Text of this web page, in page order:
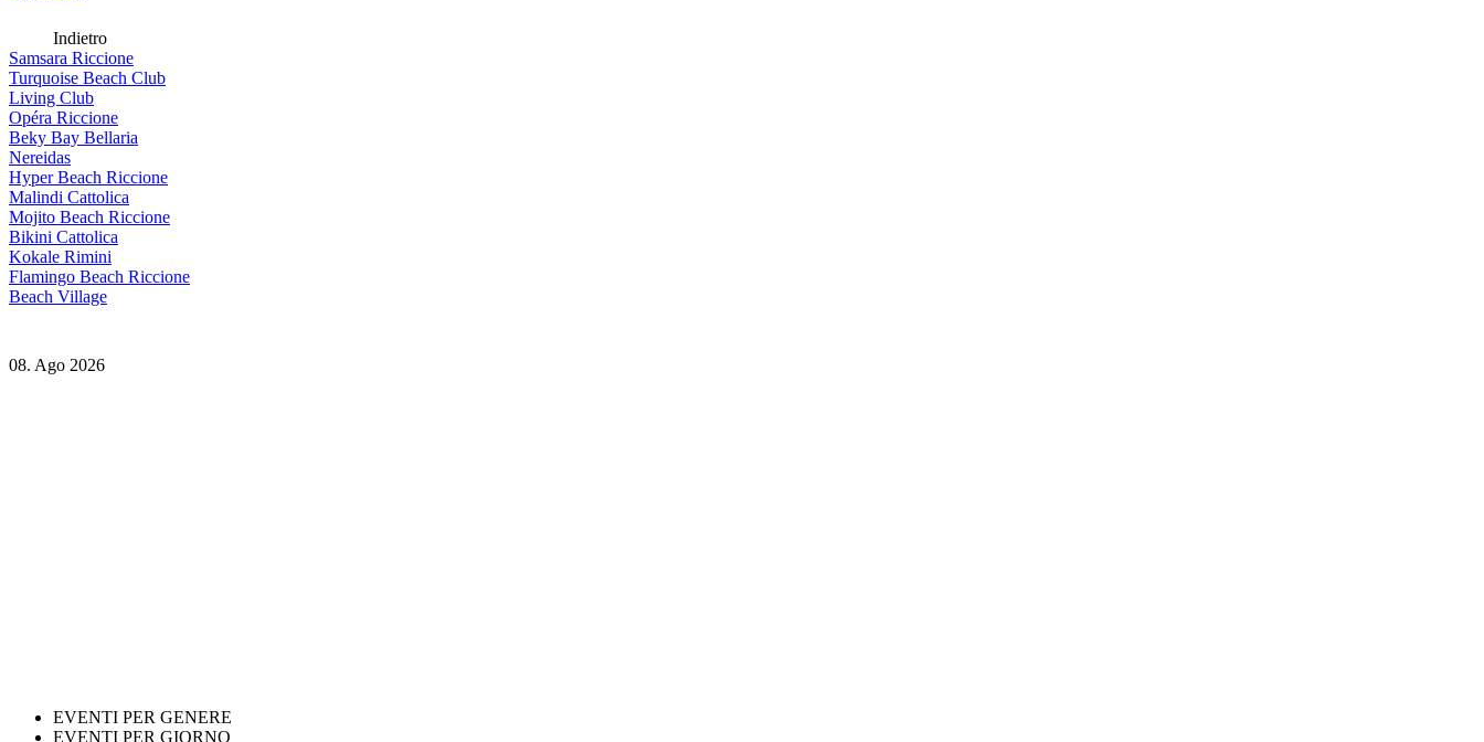
Indietro
Samsara Riccione
Turquoise Beach Club
Living Club
Opéra Riccione
Beky Bay Bellaria
Nereidas
Hyper Beach Riccione
Malindi Cattolica
Mojito Beach Riccione
Bikini Cattolica
Kokale Rimini
Flamingo Beach Riccione
Beach Village
08. Ago 2026
EVENTI PER GENERE
EVENTI PER GIORNO